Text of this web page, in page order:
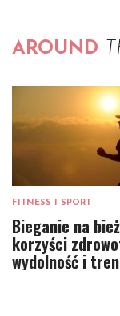
AROUND
FITNESS I SPORT
Bieganie na
korzyści
wydolność i